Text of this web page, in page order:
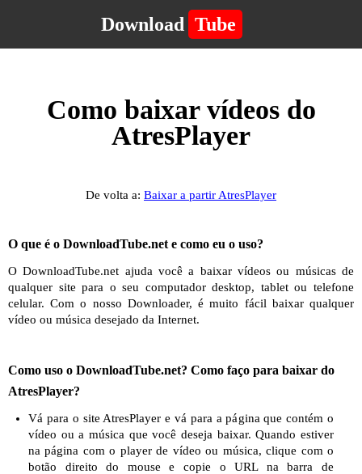
Download Tube
Como baixar vídeos do
AtresPlayer
De volta a: Baixar a partir AtresPlayer
O que é o DownloadTube.net e como eu o uso?
O DownloadTube.net ajuda você a baixar vídeos ou músicas de
qualquer site para o seu computador desktop, tablet ou telefone
celular. Com o nosso Downloader, é muito fácil baixar qualquer
vídeo ou música desejado da Internet.
Como uso o DownloadTube.net? Como faço para baixar do
AtresPlayer?
Vá para o site AtresPlayer e vá para a página que contém o
vídeo ou a música que você deseja baixar. Quando estiver
na página com o player de vídeo ou música, clique com o
botão direito do mouse e copie o URL na barra de